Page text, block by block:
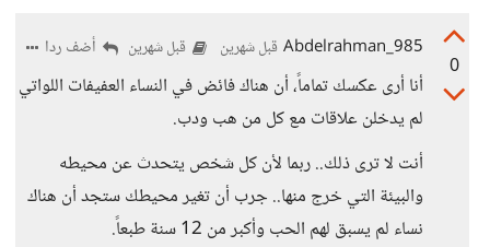
0
Abdelrahman_985 قبل شهرين قبل شهرين أضف ردا
أنا أرى عكسك تماماً، أن هناك فائض في النساء العفيفات اللواتي
لم يدخلن علاقات مع كل من هب ودب.
أنت لا ترى ذلك.. ربما لأن كل شخص يتحدث عن محيطه
والبيئة التي خرج منها.. جرب أن تغير محيطك ستجد أن هناك
نساء لم يسبق لهم الحب وأكبر من 12 سنة طبعاً.